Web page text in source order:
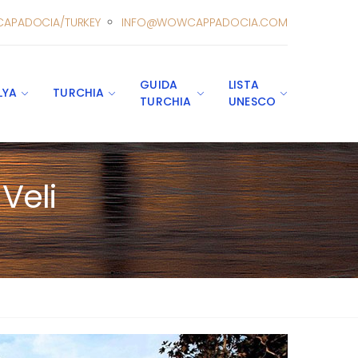
TURKEY INFO@WOWCAPPADOCIA.COM
TURCHIA
GUIDA
TURCHIA
LISTA
UNESCO